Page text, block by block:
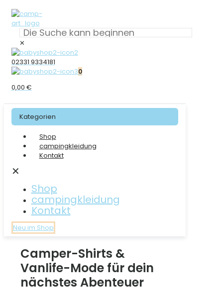
✕
02331 9334181
0
0,00 €
Kategorien
Shop
campingkleidung
Kontakt
✕
Shop
campingkleidung
Kontakt
Neu im Shop
Camper-Shirts &
Vanlife-Mode für dein
nächstes Abenteuer